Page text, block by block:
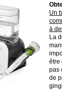
Un
à
La
être
pas
de